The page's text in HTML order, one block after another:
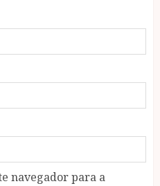
navegador para a